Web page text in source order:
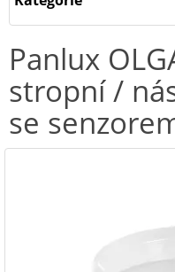
Panlux
stropní /
se